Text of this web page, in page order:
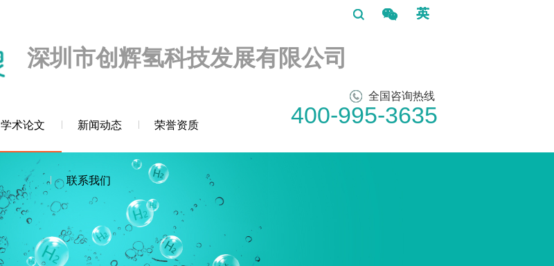
深圳市创辉氢科技发展有限公司
全国咨询热线
400-995-3635
学术论文 新闻动态 荣誉资质
联系我们